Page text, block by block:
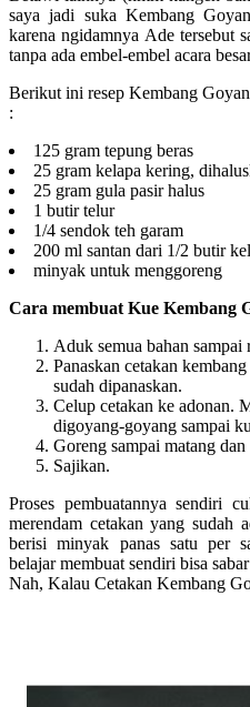
saya jadi suka Kembang
karena ngidamnya Ade tersebut
tanpa ada embel-embel acara
Berikut ini resep Kembang
:
125 gram tepung beras
25 gram kelapa kering,
25 gram gula pasir halus
1 butir telur
1/4 sendok teh garam
200 ml santan dari 1/2 butir
minyak untuk menggoreng
Cara membuat Kue Kembang
Aduk semua bahan sampai
Panaskan cetakan
sudah dipanaskan.
Celup cetakan ke adonan.
digoyang-goyang sampai
Goreng sampai matang
Sajikan.
Proses pembuatannya sendiri
merendam cetakan yang sudah
berisi minyak panas satu per
belajar membuat sendiri bisa
Nah, Kalau Cetakan Kembang